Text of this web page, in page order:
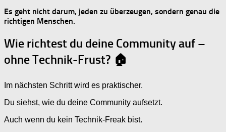
Es geht nicht darum, jeden zu überzeugen, sondern genau die
richtigen Menschen.
Wie richtest du deine Community auf –
ohne Technik-Frust? 🏠
Im nächsten Schritt wird es praktischer.
Du siehst, wie du deine Community aufsetzt.
Auch wenn du kein Technik-Freak bist.